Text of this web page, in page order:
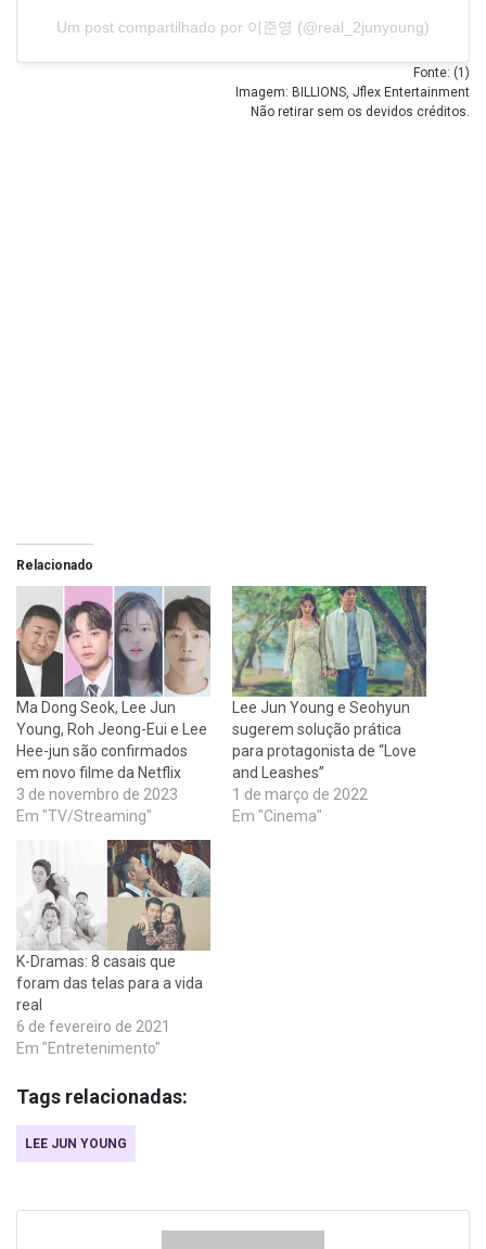
Um post compartilhado por 이준영 (@real_2junyoung)
Fonte: (1 )
Imagem: BILLIONS, Jflex Entertainment
Não retirar sem os devidos créditos.
Relacionado
Ma Dong Seok, Lee Jun
Young, Roh Jeong-Eui e Lee
Hee-jun são confirmados
em novo filme da Netflix
3 de novembro de 2023
Em "TV/Streaming"
Lee Jun Young e Seohyun
sugerem solução prática
para protagonista de “Love
and Leashes”
1 de março de 2022
Em "Cinema"
K-Dramas: 8 casais que
foram das telas para a vida
real
6 de fevereiro de 2021
Em "Entretenimento"
Tags relacionadas:
LEE JUN YOUNG